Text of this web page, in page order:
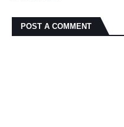
POST A COMMENT